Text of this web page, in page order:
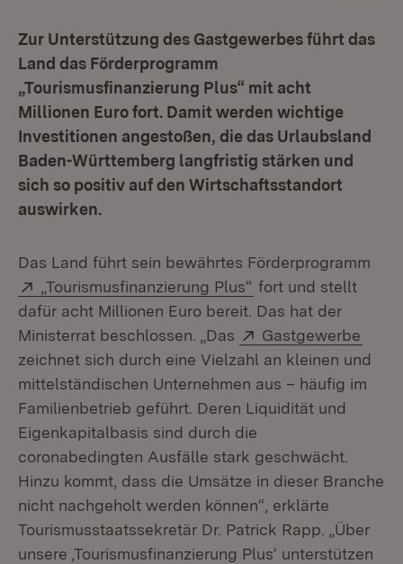
Zur Unterstützung des Gastgewerbes führt das
Land das Förderprogramm
„Tourismusfinanzierung Plus“ mit acht
Millionen Euro fort. Damit werden wichtige
Investitionen angestoßen, die das Urlaubsland
Baden-Württemberg langfristig stärken und
sich so positiv auf den Wirtschaftsstandort
auswirken.
Das Land führt sein bewährtes Förderprogramm
Extern:
„Tourismusfinanzierung Plus“ (Öffnet in neuem
fort und stellt
dafür acht Millionen Euro bereit. Das hat der
Ministerrat beschlossen. „Das
Extern:
Gastgewerbe
zeichnet sich durch eine Vielzahl an kleinen und
mittelständischen Unternehmen aus – häufig im
Familienbetrieb geführt. Deren Liquidität und
Eigenkapitalbasis sind durch die
coronabedingten Ausfälle stark geschwächt.
Hinzu kommt, dass die Umsätze in dieser Branche
nicht nachgeholt werden können“, erklärte
Tourismusstaatssekretär Dr. Patrick Rapp. „Über
unsere ‚Tourismusfinanzierung Plus‘ unterstützen